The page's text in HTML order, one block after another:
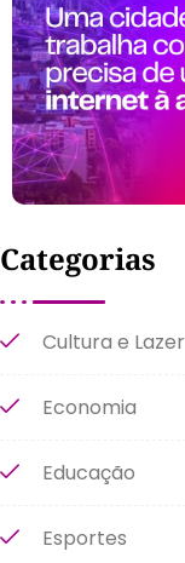
Categorias
Cultura e Lazer
Economia
Educação
Esportes